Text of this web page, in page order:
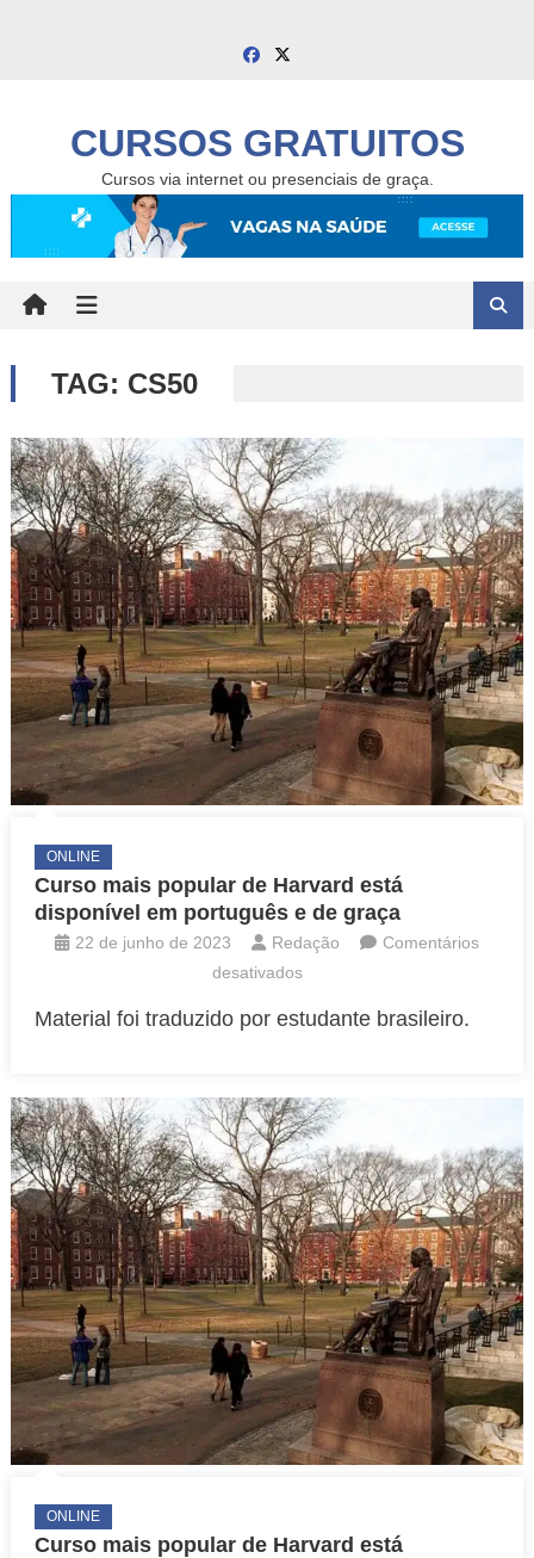
CURSOS GRATUITOS
Cursos via internet ou presenciais de graça.
TAG: CS50
ONLINE
Curso mais popular de Harvard está
disponível em português e de graça
22 de junho de 2023 Redação
Comentários
desativadosem
mais
Harvard
está
disponível
em
português
e
de
graça
Material foi traduzido por estudante brasileiro.
ONLINE
Curso mais popular de Harvard está